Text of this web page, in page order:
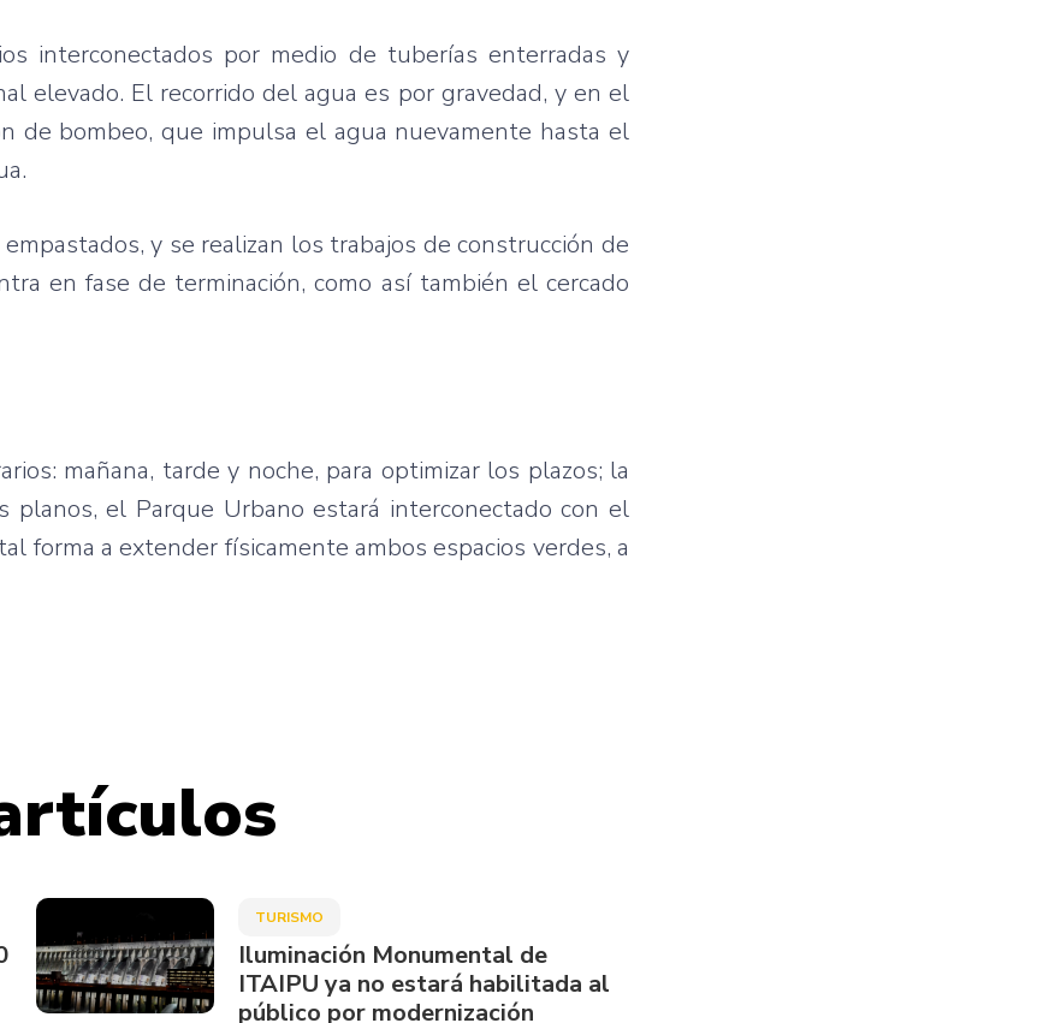
interconectados por medio de tuberías enterradas y
elevado. El recorrido del agua es por gravedad, y en el
de bombeo, que impulsa el agua nuevamente hasta el
y se realizan los trabajos de construcción de
en fase de terminación, como así también el cercado
mañana, tarde y noche, para optimizar los plazos; la
el Parque Urbano estará interconectado con el
forma a extender físicamente ambos espacios verdes, a
TURISMO
Iluminación Monumental de
ITAIPU ya no estará habilitada al
público por modernización